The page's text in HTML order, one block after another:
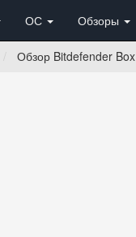
ОС Обзоры
Обзор Bitdefender Box